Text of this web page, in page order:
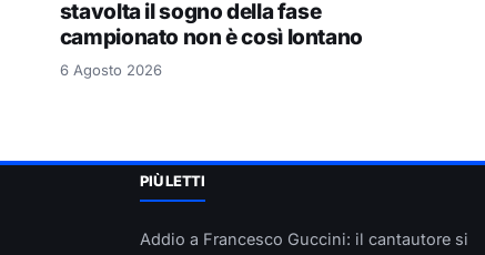
stavolta il sogno della fase
campionato non è così lontano
6 Agosto 2026
PIÙ LETTI
Addio a Francesco Guccini: il cantautore si